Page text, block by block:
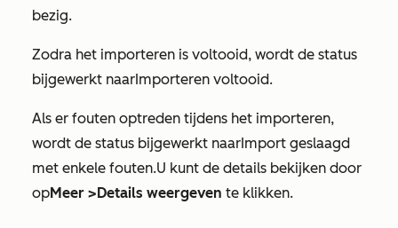
bezig.
Zodra het importeren is voltooid, wordt de status
bijgewerkt naarImporteren voltooid.
Als er fouten optreden tijdens het importeren,
wordt de status bijgewerkt naarImport geslaagd
met enkele fouten.U kunt de details bekijken door
opMeer >Details weergeven te klikken.